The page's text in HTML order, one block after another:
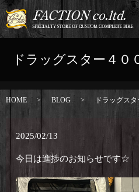
ドラッグスター４
HOME BLOG ドラッグス
2025/02/13
今日は進捗のお知らせです☆